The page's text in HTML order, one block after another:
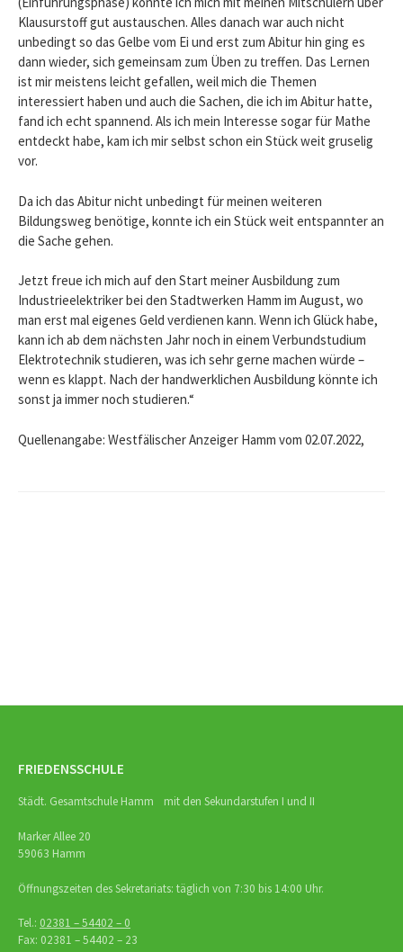
Klausurstoff gut austauschen. Alles danach war auch nicht
unbedingt so das Gelbe vom Ei und erst zum Abitur hin ging es
dann wieder, sich gemeinsam zum Üben zu treffen. Das Lernen
ist mir meistens leicht gefallen, weil mich die Themen
interessiert haben und auch die Sachen, die ich im Abitur hatte,
fand ich echt spannend. Als ich mein Interesse sogar für Mathe
entdeckt habe, kam ich mir selbst schon ein Stück weit gruselig
vor.
Da ich das Abitur nicht unbedingt für meinen weiteren
Bildungsweg benötige, konnte ich ein Stück weit entspannter an
die Sache gehen.
Jetzt freue ich mich auf den Start meiner Ausbildung zum
Industrieelektriker bei den Stadtwerken Hamm im August, wo
man erst mal eigenes Geld verdienen kann. Wenn ich Glück habe,
kann ich ab dem nächsten Jahr noch in einem Verbundstudium
Elektrotechnik studieren, was ich sehr gerne machen würde –
wenn es klappt. Nach der handwerklichen Ausbildung könnte ich
sonst ja immer noch studieren.“
Quellenangabe: Westfälischer Anzeiger Hamm vom 02.07.2022,
FRIEDENSSCHULE
Städt. Gesamtschule Hamm mit den Sekundarstufen I und II
Marker Allee 20
59063 Hamm
Öffnungszeiten des Sekretariats: täglich von 7:30 bis 14:00 Uhr.
Tel.: 02381 – 54402 – 0
Fax: 02381 – 54402 – 23